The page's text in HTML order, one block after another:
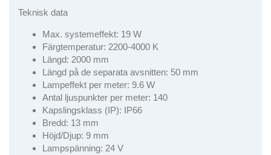
Teknisk data
Max. systemeffekt: 19 W
Färgtemperatur: 2200-4000 K
Längd: 2000 mm
Längd på de separata avsnitten: 50 mm
Lampeffekt per meter: 9.6 W
Antal ljuspunkter per meter: 140
Kapslingsklass (IP): IP66
Bredd: 13 mm
Höjd/Djup: 9 mm
Lampspänning: 24 V